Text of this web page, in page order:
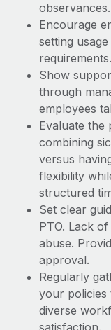
observances.
Encourage
setting
requirements.
Show
through
employees
Evaluate the
combining
versus
flexibility
structured
Set clear
PTO. Lack
abuse.
approval.
Regularly
your policies
diverse
satisfaction.